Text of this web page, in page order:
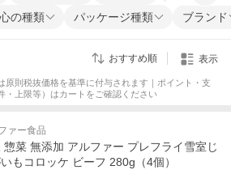
の種類 パッケージ種類 ブランド
おすすめ順 表示
原則税抜価格を基準に付与されます｜ポイント・支
・上限等）はカートをご確認ください
ァー食品
惣菜 無添加 アルファー プレフライ雪室じ
もコロッケ ビーフ 280g（4個）